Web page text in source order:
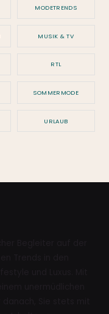
MODETRENDS
MUSIK & TV
RTL
SOMMERMODE
URLAUB